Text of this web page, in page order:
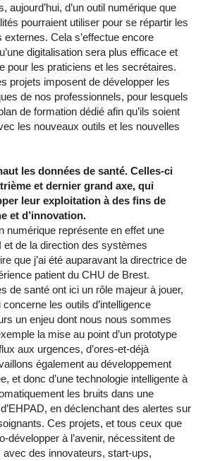
aujourd’hui, d’un outil numérique que
pourraient utiliser pour se répartir les
Cela s’effectue encore
digitalisation sera plus efficace et
pour les praticiens et les secrétaires.
projets imposent de développer les
de nos professionnels, pour lesquels
de formation dédié afin qu’ils soient
les nouveaux outils et les nouvelles
les données de santé. Celles-ci
et dernier grand axe, qui
leur exploitation à des fins de
et d’innovation.
numérique représente en effet une
et de la direction des systèmes
que j’ai été auparavant la directrice de
patient du CHU de Brest.
de santé ont ici un rôle majeur à jouer,
les outils d’intelligence
un enjeu dont nous nous sommes
la mise au point d’un prototype
aux urgences, d’ores-et-déjà
également au développement
et donc d’une technologie intelligente à
les bruits dans une
en déclenchant des alertes sur
Ces projets, et tous ceux que
développer à l’avenir, nécessitent de
avec des innovateurs, start-ups,